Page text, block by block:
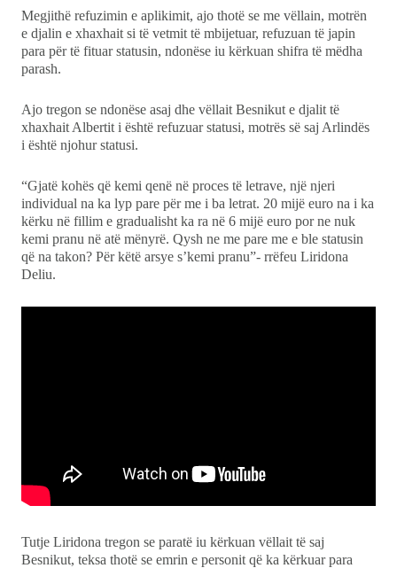
Megjithë refuzimin e aplikimit, ajo thotë se me vëllain, motrën
e djalin e xhaxhait si të vetmit të mbijetuar, refuzuan të japin
para për të fituar statusin, ndonëse iu kërkuan shifra të mëdha
parash.
Ajo tregon se ndonëse asaj dhe vëllait Besnikut e djalit të
xhaxhait Albertit i është refuzuar statusi, motrës së saj Arlindës
i është njohur statusi.
“Gjatë kohës që kemi qenë në proces të letrave, një njeri
individual na ka lyp pare për me i ba letrat. 20 mijë euro na i ka
kërku në fillim e gradualisht ka ra në 6 mijë euro por ne nuk
kemi pranu në atë mënyrë. Qysh ne me pare me e ble statusin
që na takon? Për këtë arsye s’kemi pranu”- rrëfeu Liridona
Deliu.
Tutje Liridona tregon se paratë iu kërkuan vëllait të saj
Besnikut, teksa thotë se emrin e personit që ka kërkuar para